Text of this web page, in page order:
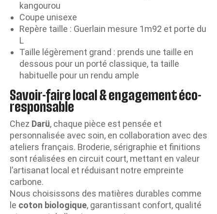
kangourou
Coupe unisexe
Repère taille : Guerlain mesure 1m92 et porte du
L
Taille légèrement grand : prends une taille en
dessous pour un porté classique, ta taille
habituelle pour un rendu ample
Savoir-faire local & engagement éco-
responsable
Chez Darü, chaque pièce est pensée et
personnalisée avec soin, en collaboration avec des
ateliers français. Broderie, sérigraphie et finitions
sont réalisées en circuit court, mettant en valeur
l’artisanat local et réduisant notre empreinte
carbone.
Nous choisissons des matières durables comme
le coton biologique, garantissant confort, qualité